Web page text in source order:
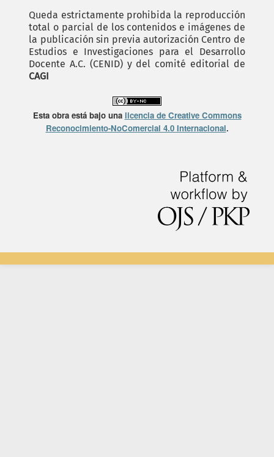
Queda estrictamente prohibida la reproducción
total o parcial de los contenidos e imágenes de
la publicación sin previa autorización Centro de
Estudios e Investigaciones para el Desarrollo
Docente A.C. (CENID) y del comité editorial de
CAGI
Esta obra está bajo una licencia de Creative Commons
Reconocimiento-NoComercial 4.0 Internacional.